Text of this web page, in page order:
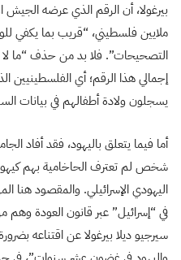
بيرغولا، أن الرقم الذي عرضه
ملايين فلسطيني، “قريب بما يكفي
إجمالي هذا الرقم؛ أي الفلسطينيين
يسجلون ولادة أطفالهم في بيانات
شخص لم تعترف الحاخامية بهم
اليهودي الإسرائيلي. والمقصود هنا
في “إسرائيل” عبر قانون العودة وهم
سيرجيو ديلا بيرغولا عن اقتناعه